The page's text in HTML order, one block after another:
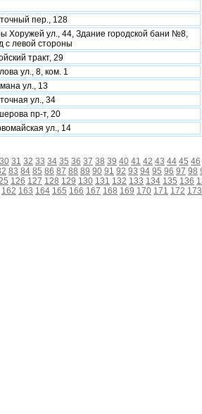
пер., 128
Хоружей ул., 44, Здание городской бани №8,
с левой стороны
тракт, 29
ул., 8, ком. 1
ул., 13
ул., 34
пр-т, 20
ул., 14
30 31 32 33 34 35 36 37 38 39 40 41 42 43 44 45 46
83 84 85 86 87 88 89 90 91 92 93 94 95 96 97 98
126 127 128 129 130 131 132 133 134 135 136
162 163 164 165 166 167 168 169 170 171 172 173